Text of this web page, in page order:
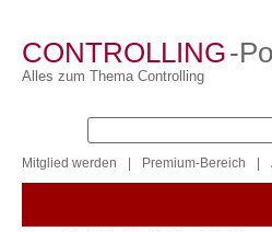
CONTROLLING-
Alles zum Thema Controlling
Mitglied werden Premium-Bereich